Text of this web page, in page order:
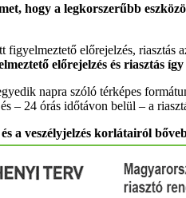
hogy a legkorszerűbb
figyelmeztető előrejelzés, riasztás
előrejelzés és riasztás
napra szóló térképes
– 24 órás időtávon belül – a
a veszélyjelzés korlátairól